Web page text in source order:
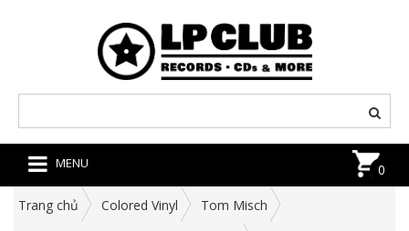
MENU 0
Trang chủ Colored Vinyl Tom Misch